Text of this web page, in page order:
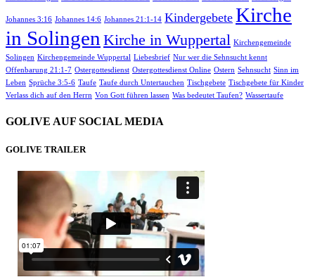
Johannes 3:16 Johannes 14:6 Johannes 21:1-14 Kindergebete Kirche
in Solingen Kirche in Wuppertal Kirchengemeinde
Solingen Kirchengemeinde Wuppertal Liebesbrief Nur wer die Sehnsucht kennt
Offenbarung 21:1-7 Ostergottesdienst Ostergottesdienst Online Ostern Sehnsucht Sinn im
Leben Sprüche 3:5-6 Taufe Taufe durch Untertauchen Tischgebete Tischgebete für Kinder
Verlass dich auf den Herrn Von Gott führen lassen Was bedeutet Taufen? Wassertaufe
GOLIVE AUF SOCIAL MEDIA
GOLIVE TRAILER